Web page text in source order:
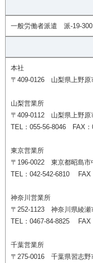
一般労働者派遣 派-19-
本社
〒409-0126 山梨県上野原
山梨営業所
〒409-0112 山梨県上野
TEL：055-56-8046 FAX：
東京営業所
〒196-0022 東京都昭島市
TEL：042-542-6810 FAX
神奈川営業所
〒252-1123 神奈川県綾瀬
TEL：0467-84-8825 FAX
千葉営業所
〒275-0016 千葉県習志